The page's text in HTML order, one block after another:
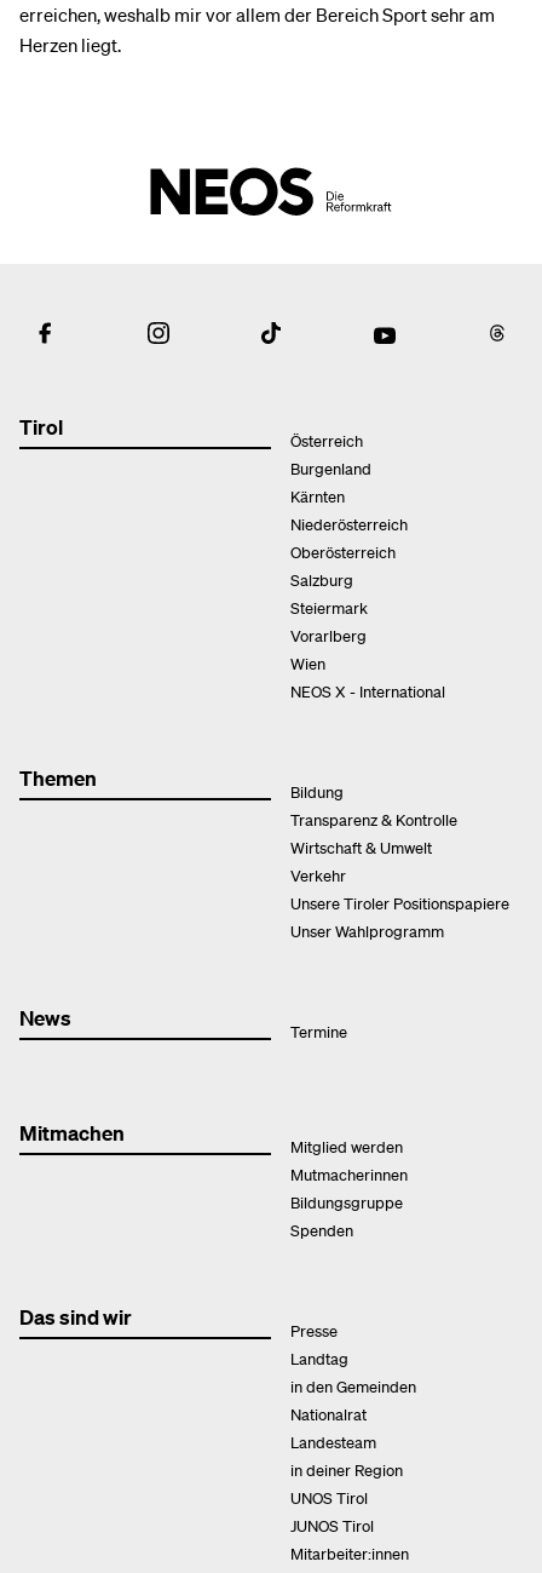
erreichen, weshalb mir vor allem der Bereich Sport sehr am
Herzen liegt.
Tirol
Österreich
Burgenland
Kärnten
Niederösterreich
Oberösterreich
Salzburg
Steiermark
Vorarlberg
Wien
NEOS X - International
Themen
Bildung
Transparenz & Kontrolle
Wirtschaft & Umwelt
Verkehr
Unsere Tiroler Positionspapiere
Unser Wahlprogramm
News
Termine
Mitmachen
Mitglied werden
Mutmacherinnen
Bildungsgruppe
Spenden
Das sind wir
Presse
Landtag
in den Gemeinden
Nationalrat
Landesteam
in deiner Region
UNOS Tirol
JUNOS Tirol
Mitarbeiter:innen